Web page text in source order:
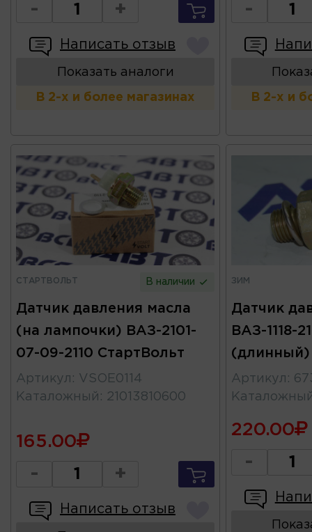
- +
Написать отзыв
Показать аналоги
В 2-х и более магазинах
-
В 2-х и
СТАРТВОЛЬТ В наличии
Датчик давления масла
(на лампочки) ВАЗ-2101-
07-09-2110 СтартВольт
Артикул : VSOE0114
Каталожный : 21013810600
165.00
- +
Написать отзыв
ЗИМ
Датчик
ВАЗ-1118-
Артикул :
220.00
-